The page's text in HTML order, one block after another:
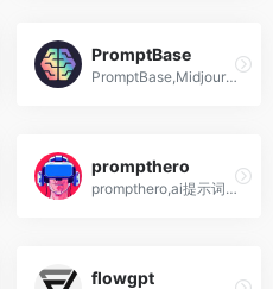
PromptBase
PromptBase,Midjourney,ChatGPT,Stable Diffusion,DALLE提示词买卖市场
prompthero
prompthero,ai提示词 prompt生成工具网站
flowgpt